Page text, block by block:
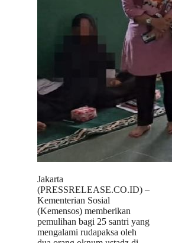
Jakarta
(PRESSRELEASE.CO.ID) –
Kementerian Sosial
(Kemensos) memberikan
pemulihan bagi 25 santri yang
mengalami rudapaksa oleh